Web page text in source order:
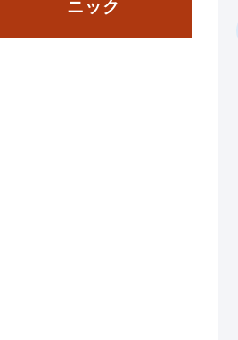
ニック